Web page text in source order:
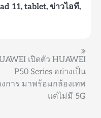
11, tablet, ข่าวไอที,
เปิดตัว HUAWEI
P50 Series อย่างเป็น
การ มาพร้อมกล้องเทพ
แต่ไม่มี 5G